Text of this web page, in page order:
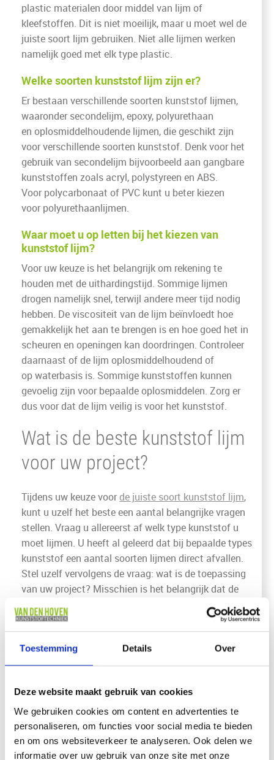
Toestemming Details Over
Deze website maakt gebruik van cookies
We gebruiken cookies om content en advertenties te
personaliseren, om functies voor social media te bieden
en om ons websiteverkeer te analyseren. Ook delen we
informatie over uw gebruik van onze site met onze
plastic materialen door middel van lijm of
kleefstoffen. Dit is niet moeilijk, maar u moet wel de
juiste soort lijm gebruiken. Niet alle lijmen werken
namelijk goed met elk type plastic.
Welke soorten kunststof lijm zijn er?
Er bestaan verschillende soorten kunststof lijmen,
waaronder secondelijm, epoxy, polyurethaan
en oplosmiddelhoudende lijmen, die geschikt zijn
voor verschillende soorten kunststof. Denk voor het
gebruik van secondelijm bijvoorbeeld aan gangbare
kunststoffen zoals acryl, polystyreen en ABS.
Voor polycarbonaat of PVC kunt u beter kiezen
voor polyurethaanlijmen.
Waar moet u op letten bij het kiezen van
kunststof lijm?
Voor uw keuze is het belangrijk om rekening te
houden met de uithardingstijd. Sommige lijmen
drogen namelijk snel, terwijl andere meer tijd nodig
hebben. De viscositeit van de lijm beïnvloedt hoe
gemakkelijk het aan te brengen is en hoe goed het in
scheuren en openingen kan doordringen. Controleer
daarnaast of de lijm oplosmiddelhoudend of
op waterbasis is. Sommige kunststoffen kunnen
gevoelig zijn voor bepaalde oplosmiddelen. Zorg er
dus voor dat de lijm veilig is voor het kunststof.
Wat is de beste kunststof lijm
voor uw project?
Tijdens uw keuze voorde juiste soort kunststof lijm,
kunt u uzelf het beste een aantal belangrijke vragen
stellen. Vraag u allereerst af welk type kunststof u
moet lijmen. U heeft al geleerd dat bij bepaalde types
kunststof een aantal soorten lijmen direct afvallen.
Stel uzelf vervolgens de vraag: wat is de toepassing
van uw project? Misschien is het belangrijk dat de
lijm in kleine openingen past of moet het snel
drogen. Ten slotte is ook uw budget belangrijk. De
lijm moet goed zijn, maar natuurlijk ook betaalbaar.